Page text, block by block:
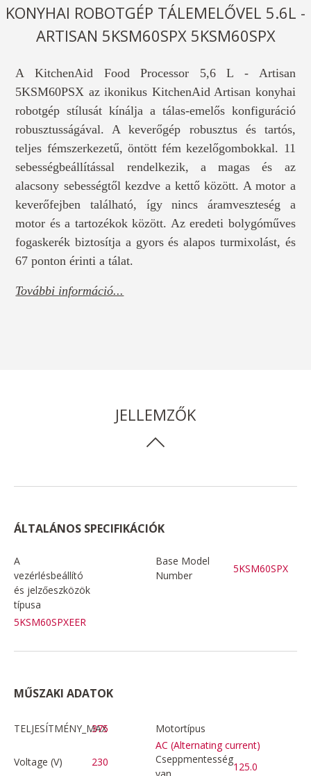
KONYHAI ROBOTGÉP TÁLEMELŐVEL 5.6L -
ARTISAN 5KSM60SPX 5KSM60SPX
A KitchenAid Food Processor 5,6 L - Artisan
5KSM60PSX az ikonikus KitchenAid Artisan konyhai
robotgép stílusát kínálja a tálas-emelős konfiguráció
robusztusságával. A keverőgép robusztus és tartós,
teljes fémszerkezetű, öntött fém kezelőgombokkal. 11
sebességbeállítással rendelkezik, a magas és az
alacsony sebességtől kezdve a kettő között. A motor a
keverőfejben található, így nincs áramveszteség a
motor és a tartozékok között. Az eredeti bolygóműves
fogaskerék biztosítja a gyors és alapos turmixolást, és
67 ponton érinti a tálat.
További információ...
JELLEMZŐK
ÁLTALÁNOS SPECIFIKÁCIÓK
A
vezérlésbeállító
és jelzőeszközök
típusa
5KSM60SPXEER
Base Model
Number
5KSM60SPX
MŰSZAKI ADATOK
TELJESÍTMÉNY_MAX
375
Motortípus
AC (Alternating current)
Voltage (V)
230
Cseppmentesség
125.0